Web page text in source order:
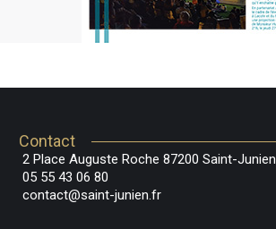
Contact
2 Place Auguste Roche 87200 Saint-Junien
05 55 43 06 80
contact@saint-junien.fr